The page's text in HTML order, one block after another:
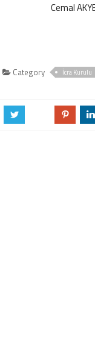
Cemal
Category İcra Kurulu
a d j